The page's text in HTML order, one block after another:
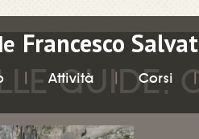
Francesco
Attività Corsi
GUIDE,